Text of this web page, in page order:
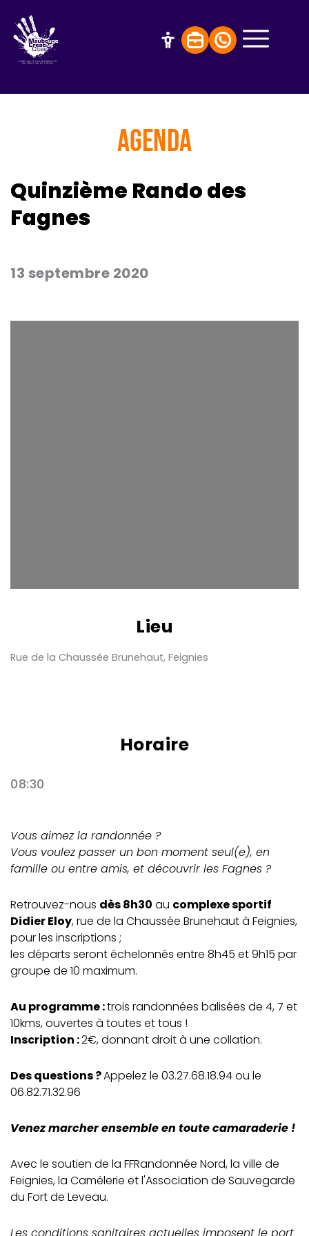
AGENDA
Quinzième Rando des
Fagnes
13 septembre 2020
Lieu
Rue de la Chaussée Brunehaut, Feignies
Horaire
08:30
Vous aimez la randonnée ?
Vous voulez passer un bon moment seul(e), en
famille ou entre amis, et découvrir les Fagnes ?
Retrouvez-nous dès 8h30 au complexe sportif
Didier Eloy, rue de la Chaussée Brunehaut à Feignies,
pour les inscriptions ;
les départs seront échelonnés entre 8h45 et 9h15 par
groupe de 10 maximum.
Au programme :trois randonnées balisées de 4, 7 et
10kms, ouvertes à toutes et tous !
Inscription :2€, donnant droit à une collation.
Des questions ?Appelez le 03.27.68.18.94 ou le
06.82.71.32.96
Venez marcher ensemble en toute camaraderie !
Avec le soutien de la FFRandonnée Nord, la ville de
Feignies, la Camélerie et l'Association de Sauvegarde
du Fort de Leveau.
Les conditions sanitaires actuelles imposent le port